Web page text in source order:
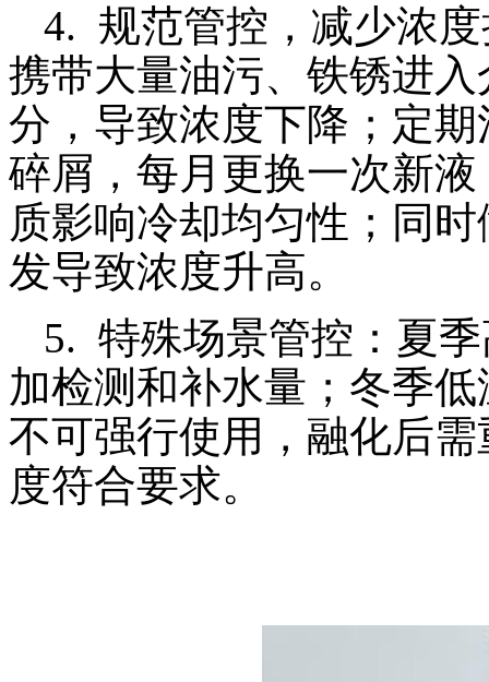
4. 规范管控，减少浓
携带大量油污、铁锈进
分，导致浓度下降；定
碎屑，每月更换一次新
质影响冷却均匀性；同
发导致浓度升高。
5. 特殊场景管控：夏
加检测和补水量；冬季
不可强行使用，融化后
度符合要求。